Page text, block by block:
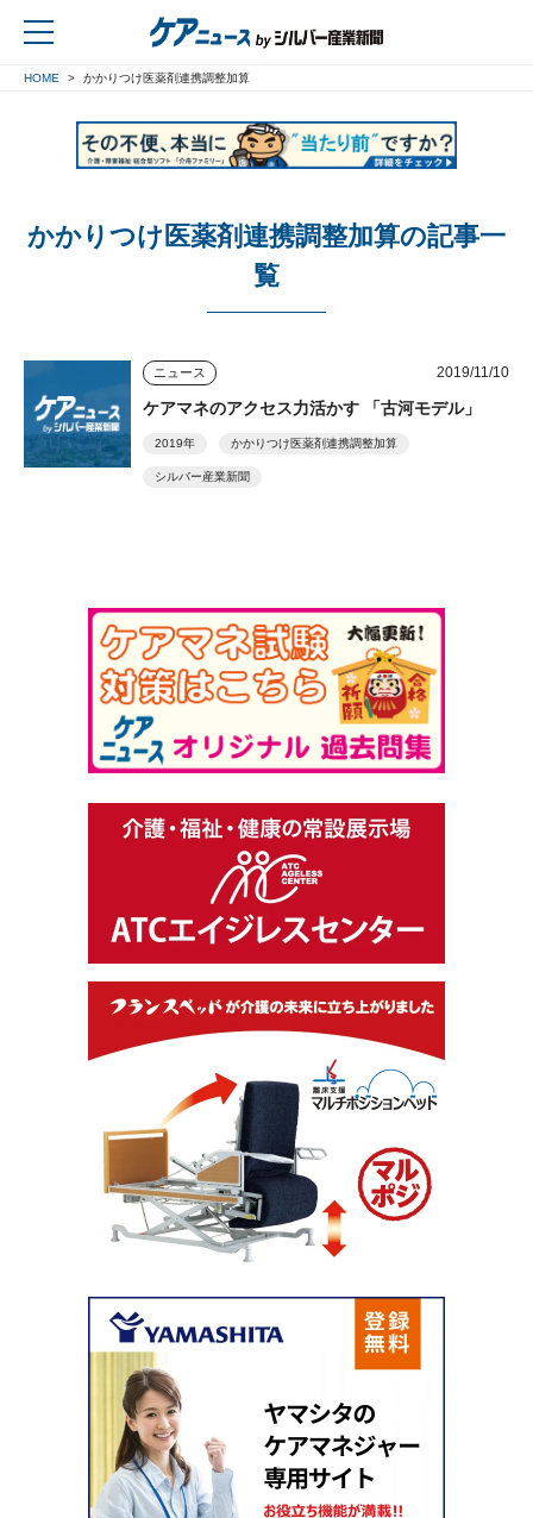
HOME かかりつけ医薬剤連携調整加算
かかりつけ医薬剤連携調整加算の記事一
覧
ニュース 2019/11/10
ケアマネのアクセス力活かす 「古河モデル」
2019年 かかりつけ医薬剤連携調整加算
シルバー産業新聞